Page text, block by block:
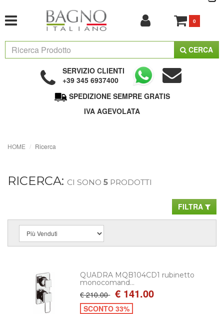
0
CERCA
SERVIZIO CLIENTI
+39 345 6937400
SPEDIZIONE SEMPRE GRATIS
IVA AGEVOLATA
HOME Ricerca
RICERCA: CI SONO 5 PRODOTTI
FILTRA
QUADRA MQB104CD1 rubinetto
monocomand...
€ 210.00 € 141.00
SCONTO 33%